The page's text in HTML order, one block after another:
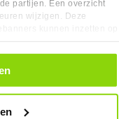
partijen. Een overzicht
wijzigen. Deze
altijd intrekken, dit doe je
op ‘Cookievoorkeuren’
van hun
verminderen